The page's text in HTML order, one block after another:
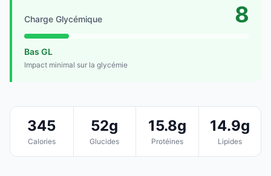
Charge Glycémique 8
Bas GL
Impact minimal sur la glycémie
345
Calories
52g
Glucides
15.8g
Protéines
14.9g
Lipides